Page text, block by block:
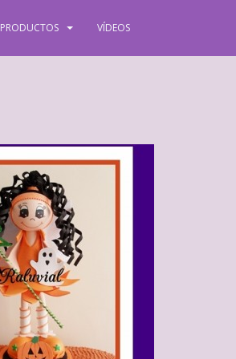
PRODUCTOS VÍDEOS